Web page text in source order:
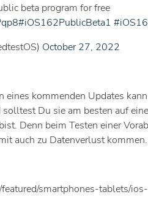
beta program for free
#iOS162PublicBeta1
October 27, 2022
kommenden Updates
solltest Du sie am besten auf
Denn beim Testen einer
auch zu Datenverlust kommen.
smartphones-tablets/